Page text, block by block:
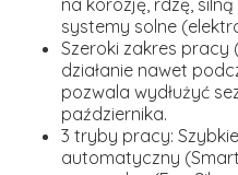
na korozję, rdzę,
systemy solne
Szeroki zakres pracy
działanie nawet
pozwala wydłużyć
października.
3 tryby pracy:
automatyczny